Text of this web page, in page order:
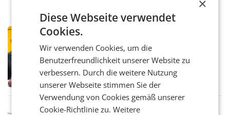
PRIMENEWS
Österreichische Post: Umsatzplus im
ersten Halbjahr trotz schwachem
Briefgeschäft
WIEN Die Österreichische Post AG hat im
ersten Halbjahr 2026 einen Konzernumsatz
von 1.544,0 Mio. EUR erwirtschaftet, was
einem Plus von 3,8 Prozent gegenüber dem
Vergleichszeitraum
MARKETING & MEDIA
×
Diese Webseite verwendet
Cookies.
Wir verwenden Cookies, um die
Benutzerfreundlichkeit unserer Website zu
verbessern. Durch die weitere Nutzung
unserer Webseite stimmen Sie der
Verwendung von Cookies gemäß unserer
Cookie-Richtlinie zu.Weitere